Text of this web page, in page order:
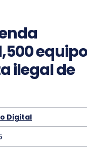
ilegal de
Digital